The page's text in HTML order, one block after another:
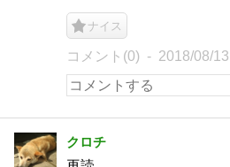
ナイス
コメント(0) 2018/08/13
クロチ